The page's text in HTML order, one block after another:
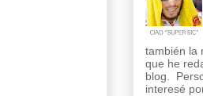
también la
que he
blog.
interesé